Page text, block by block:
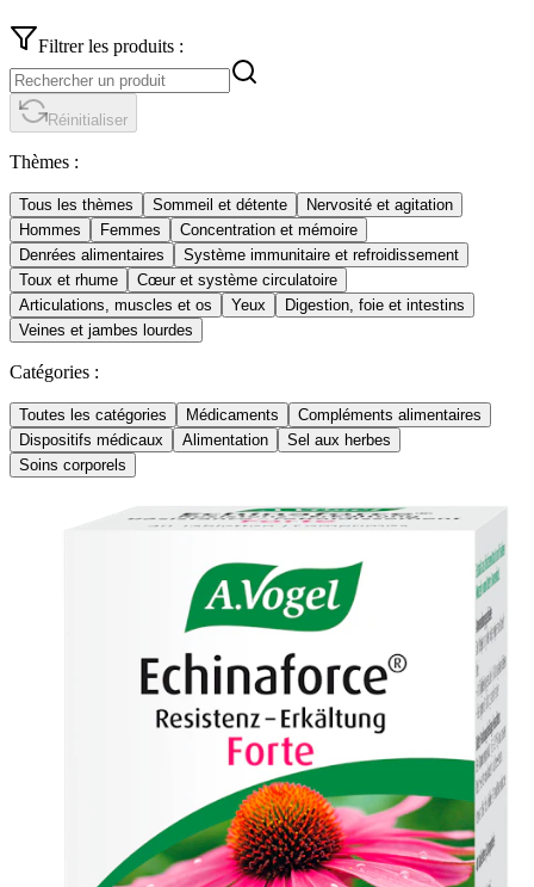
Filtrer les produits :
Réinitialiser
Thèmes :
Tous les thèmes Sommeil et détente
Nervosité et agitation
Hommes
Femmes
Concentration et mémoire
Denrées alimentaires
Système immunitaire et refroidissement
Toux et rhume
Cœur et système circulatoire
Articulations, muscles et os
Yeux
Digestion, foie et intestins
Veines et jambes lourdes
Catégories :
Toutes les catégories Médicaments
Compléments alimentaires
Dispositifs médicaux
Alimentation
Sel aux herbes
Soins corporels